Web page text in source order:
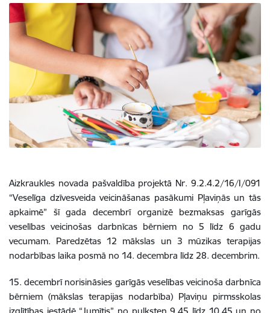
Aizkraukles novada pašvaldība projektā Nr. 9.2.4.2/16/I/091
“Veselīga dzīvesveida veicināšanas pasākumi Pļaviņās un tās
apkaimē” šī gada decembrī organizē bezmaksas garīgās
veselības veicinošas darbnīcas bērniem no 5 līdz 6 gadu
vecumam. Paredzētas 12 mākslas un 3 mūzikas terapijas
nodarbības laika posmā no 14. decembra līdz 28. decembrim.
15. decembrī norisināsies garīgās veselības veicinoša darbnīca
bērniem (mākslas terapijas nodarbība) Pļaviņu pirmsskolas
izglītības iestādē “Jumītis” no pulksten 9.45 līdz 10.45 un no